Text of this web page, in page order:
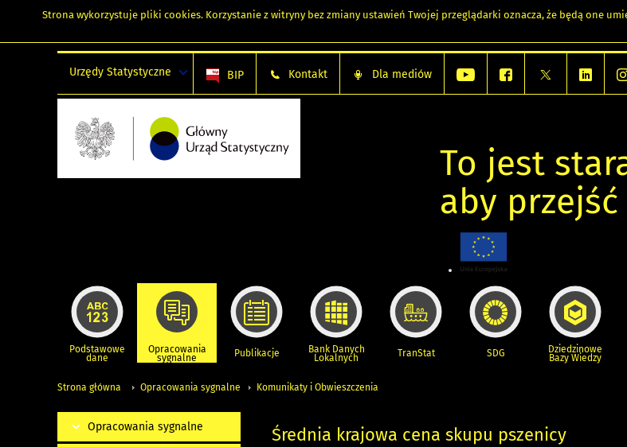
Strona wykorzystuje pliki cookies. Korzystanie z witryny bez zmiany ustawień Twojej przeglądarki oznacza, że będą one
Urzędy Statystyczne BIP Kontakt Dla mediów
To jest
aby
Podstawowe
dane
Opracowania
sygnalne Publikacje Bank Danych
Lokalnych TranStat SDG Dziedzinowe
Bazy Wiedzy
Strona główna Opracowania sygnalne Komunikaty i Obwieszczenia
Średnia krajowa cena skupu pszenicy
Opracowania sygnalne